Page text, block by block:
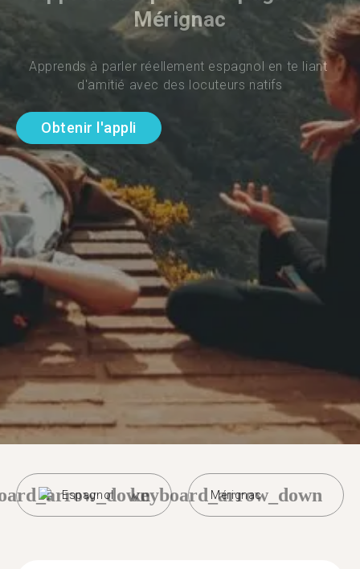
Mérignac
Apprends à parler réellement espagnol en te liant
d'amitié avec des locuteurs natifs
Obtenir l'appli
Espagnol Mérignac
keyboard_arrow_down